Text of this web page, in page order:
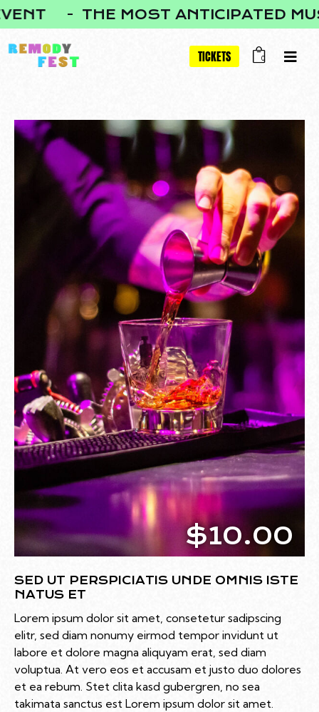
THE MOST ANTICIPATED MUSIC
TICKETS 0
$10.00
SED UT PERSPICIATIS UNDE OMNIS ISTE
NATUS ET
Lorem ipsum dolor sit amet, consetetur sadipscing
elitr, sed diam nonumy eirmod tempor invidunt ut
labore et dolore magna aliquyam erat, sed diam
voluptua. At vero eos et accusam et justo duo dolores
et ea rebum. Stet clita kasd gubergren, no sea
takimata sanctus est Lorem ipsum dolor sit amet.